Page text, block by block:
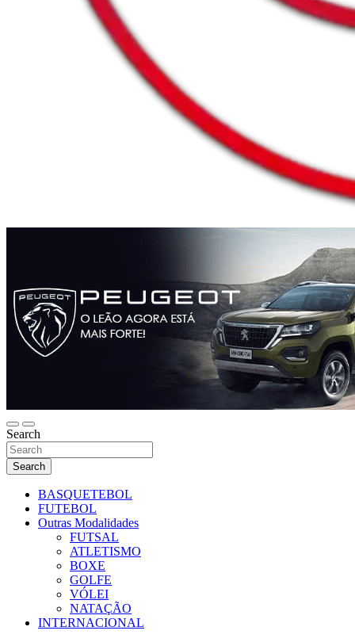
Search
Search
BASQUETEBOL
FUTEBOL
Outras Modalidades
FUTSAL
ATLETISMO
BOXE
GOLFE
VÓLEI
NATAÇÃO
INTERNACIONAL